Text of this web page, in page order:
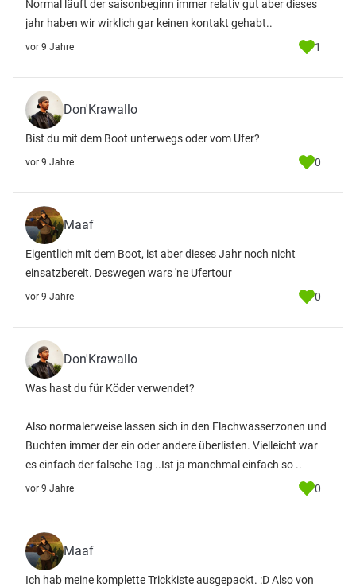
Normal läuft der saisonbeginn immer relativ gut aber dieses
jahr haben wir wirklich gar keinen kontakt gehabt..
vor 9 Jahre 1
Don'Krawallo
Bist du mit dem Boot unterwegs oder vom Ufer?
vor 9 Jahre 0
Maaf
Eigentlich mit dem Boot, ist aber dieses Jahr noch nicht
einsatzbereit. Deswegen wars 'ne Ufertour
vor 9 Jahre 0
Don'Krawallo
Was hast du für Köder verwendet?
Also normalerweise lassen sich in den Flachwasserzonen und
Buchten immer der ein oder andere überlisten. Vielleicht war
es einfach der falsche Tag ..Ist ja manchmal einfach so ..
vor 9 Jahre 0
Maaf
Ich hab meine komplette Trickkiste ausgepackt. :D Also von